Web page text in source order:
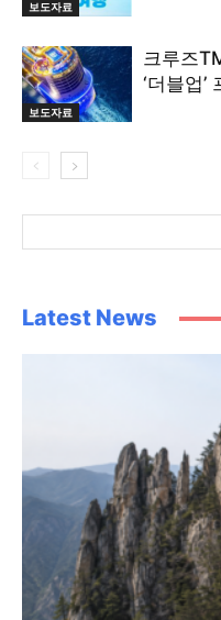
보도자료
보도자료
크루즈
‘더블업’
Latest News